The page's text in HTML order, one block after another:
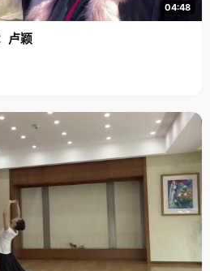
04:48
卢颖